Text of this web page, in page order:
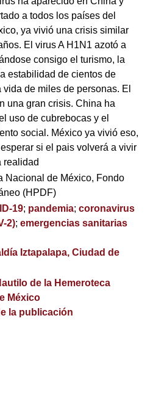
a todos los países del
ya vivió una crisis similar
El virus A H1N1 azotó a
consigo el turismo, la
estabilidad de cientos de
vida de miles de personas. El
una gran crisis. China ha
uso de cubrebocas y el
social. México ya vivió eso,
si el pais volverá a vivir
realidad
Nacional de México, Fondo
(HPDF)
19; pandemia;coronavirus
2);emergencias sanitarias
Iztapalapa, Ciudad de
de la Hemeroteca
México
la publicación